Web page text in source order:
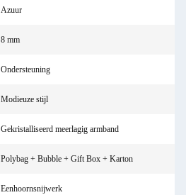
Azuur
8 mm
Ondersteuning
Modieuze stijl
Gekristalliseerd meerlagig armband
Polybag + Bubble + Gift Box + Karton
Eenhoornsnijwerk